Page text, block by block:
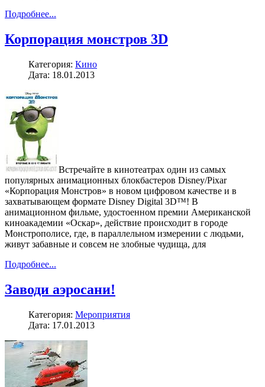
Подробнее...
Корпорация монстров 3D
Категория: Кино
Дата: 18.01.2013
Встречайте в кинотеатрах один из самых
популярных анимационных блокбастеров Disney/Pixar
«Корпорация Монстров» в новом цифровом качестве и в
захватывающем формате Disney Digital 3D™! В
анимационном фильме, удостоенном премии Американской
киноакадемии «Оскар», действие происходит в городе
Монстрополисе, где, в параллельном измерении с людьми,
живут забавные и совсем не злобные чудища, для
Подробнее...
Заводи аэросани!
Категория: Мероприятия
Дата: 17.01.2013